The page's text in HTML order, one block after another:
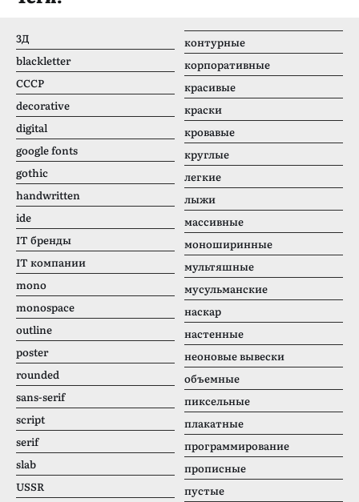
3Д
blackletter
CCCР
decorative
digital
google fonts
gothic
handwritten
ide
IT бренды
IT компании
mono
monospace
outline
poster
rounded
sans-serif
script
serif
slab
USSR
контурные
корпоративные
красивые
краски
кровавые
круглые
легкие
лыжи
массивные
моноширинные
мультяшные
мусульманские
наскар
настенные
неоновые вывески
объемные
пиксельные
плакатные
программирование
прописные
пустые